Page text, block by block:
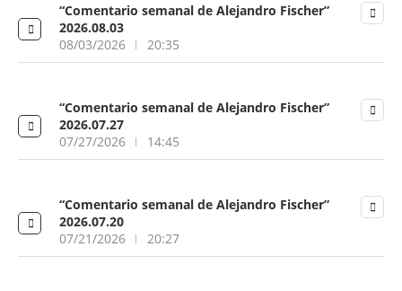
“Comentario semanal de Alejandro Fischer”
2026.08.03
08/03/2026
20:35
“Comentario semanal de Alejandro Fischer”
2026.07.27
07/27/2026
14:45
“Comentario semanal de Alejandro Fischer”
2026.07.20
07/21/2026
20:27